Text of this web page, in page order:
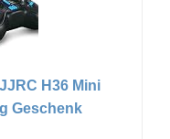
H36 Mini
Geschenk